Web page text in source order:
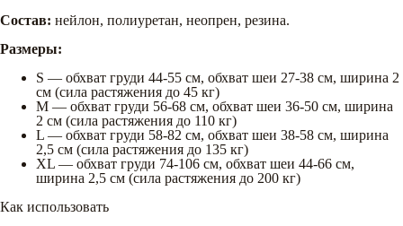
Состав: нейлон, полиуретан, неопрен, резина.
Размеры:
S — обхват груди 44-55 см, обхват шеи 27-38 см, ширина 2
см (сила растяжения до 45 кг)
M — обхват груди 56-68 см, обхват шеи 36-50 см, ширина
2 см (сила растяжения до 110 кг)
L — обхват груди 58-82 см, обхват шеи 38-58 см, ширина
2,5 см (сила растяжения до 135 кг)
XL — обхват груди 74-106 см, обхват шеи 44-66 см,
ширина 2,5 см (сила растяжения до 200 кг)
Как использовать